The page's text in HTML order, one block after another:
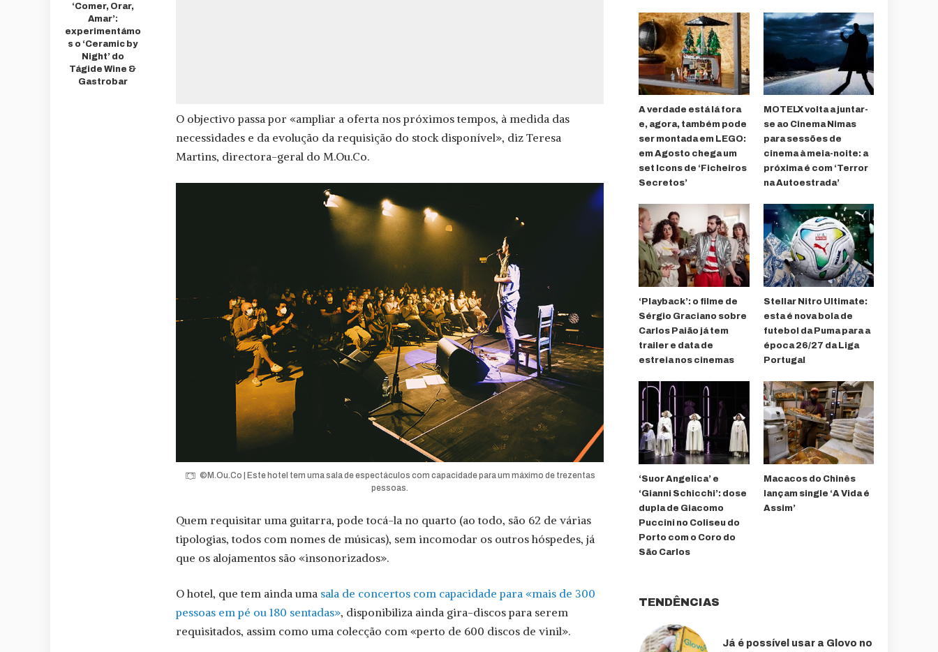
‘Comer, Orar,
Amar’:
experimentámo
s o ‘Ceramic by
Night’ do
Tágide Wine &
Gastrobar
O objectivo passa por «ampliar a oferta nos próximos tempos, à medida das
necessidades e da evolução da requisição do stock disponível», diz Teresa
Martins, directora-geral do M.Ou.Co.
©M.Ou.Co | Este hotel tem uma sala de espectáculos com capacidade para um máximo de trezentas
pessoas.
Quem requisitar uma guitarra, pode tocá-la no quarto (ao todo, são 62 de várias
tipologias, todos com nomes de músicas), sem incomodar os outros hóspedes, já
que os alojamentos são «insonorizados».
O hotel, que tem ainda uma sala de concertos com capacidade para «mais de 300
pessoas em pé ou 180 sentadas», disponibiliza ainda gira-discos para serem
requisitados, assim como uma colecção com «perto de 600 discos de vinil».
A verdade está lá fora
e, agora, também pode
ser montada em LEGO:
em Agosto chega um
set Icons de ‘Ficheiros
Secretos’
MOTELX volta a juntar-
se ao Cinema Nimas
para sessões de
cinema à meia-noite: a
próxima é com ‘Terror
na Autoestrada’
‘Playback’: o filme de
Sérgio Graciano sobre
Carlos Paião já tem
trailer e data de
estreia nos cinemas
Stellar Nitro Ultimate:
esta é nova bola de
futebol da Puma para a
época 26/27 da Liga
Portugal
‘Suor Angelica’ e
‘Gianni Schicchi’: dose
dupla de Giacomo
Puccini no Coliseu do
Porto com o Coro do
São Carlos
Macacos do Chinês
lançam single ‘A Vida é
Assim’
TENDÊNCIAS
Já é possível usar a Glovo no